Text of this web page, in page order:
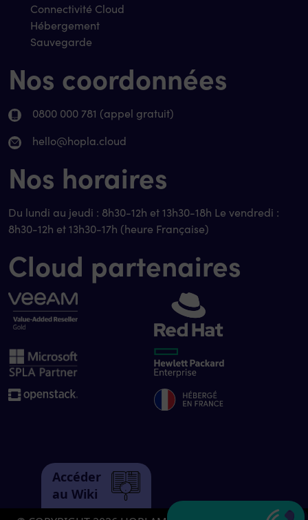
Connectivité Cloud
Hébergement
Sauvegarde
Nos coordonnées
0800 000 781 (appel gratuit)
hello@hopla.cloud
Nos horaires
Du lundi au jeudi : 8h30-12h et 13h30-18h Le vendredi :
8h30-12h et 13h30-17h (heure Française)
Cloud partenaires
Accéder
au Wiki